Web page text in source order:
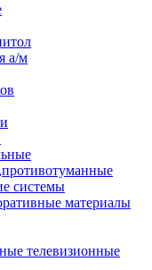
а/м
системы
материалы
телевизионные